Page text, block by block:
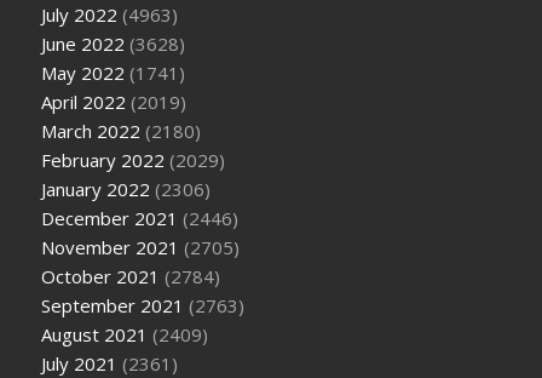
July 2022 (4963)
June 2022 (3628)
May 2022 (1741)
April 2022 (2019)
March 2022 (2180)
February 2022 (2029)
January 2022 (2306)
December 2021 (2446)
November 2021 (2705)
October 2021 (2784)
September 2021 (2763)
August 2021 (2409)
July 2021 (2361)